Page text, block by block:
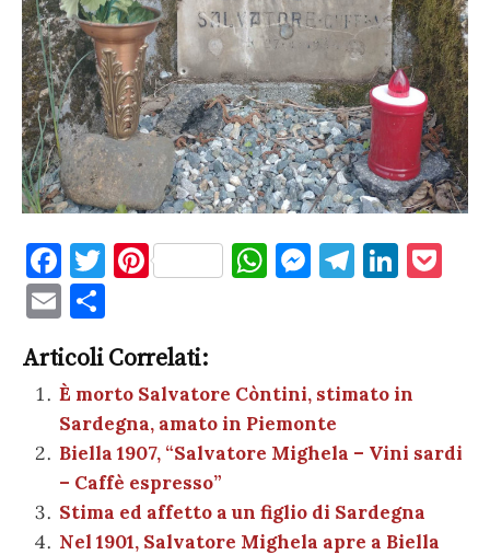
F
a
c
e
b
o
o
k
T
te
r
Pi
es
t
W
A
p
p
M
g
er
T
a
m
Li
dI
n
E
m
ai
l
n
di
vi
di
Articoli Correlati:
È morto Salvatore Còntini, stimato in
Sardegna, amato in Piemonte
Biella 1907, “Salvatore Mighela – Vini sardi
– Caffè espresso”
Stima ed affetto a un figlio di Sardegna
Nel 1901, Salvatore Mighela apre a Biella